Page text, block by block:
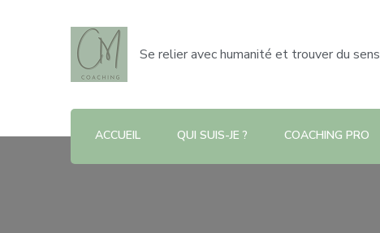
Se relier avec humanité et trouver du sens
ACCUEIL QUI SUIS-JE ? COACHING PRO